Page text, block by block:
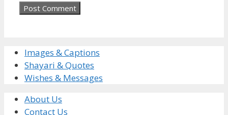
Images & Captions
Shayari & Quotes
Wishes & Messages
About Us
Contact Us